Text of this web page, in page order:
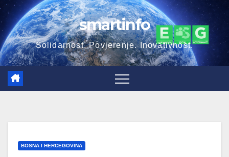
Skip
to
content
smartinfo
Solidarnost. Povjerenje. Inovativnost.
BOSNA I HERCEGOVINA